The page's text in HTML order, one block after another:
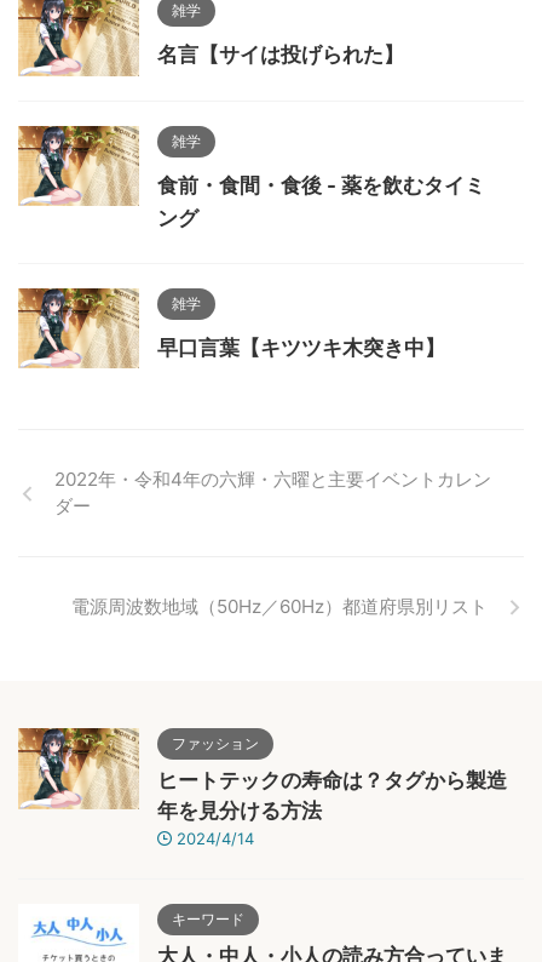
雑学
名言【サイは投げられた】
雑学
食前・食間・食後 - 薬を飲むタイミ
ング
雑学
早口言葉【キツツキ木突き中】
2022年・令和4年の六輝・六曜と主要イベントカレン
ダー
電源周波数地域（50Hz／60Hz）都道府県別リスト
ファッション
ヒートテックの寿命は？タグから製造
年を見分ける方法
2024/4/14
キーワード
大人・中人・小人の読み方合っていま